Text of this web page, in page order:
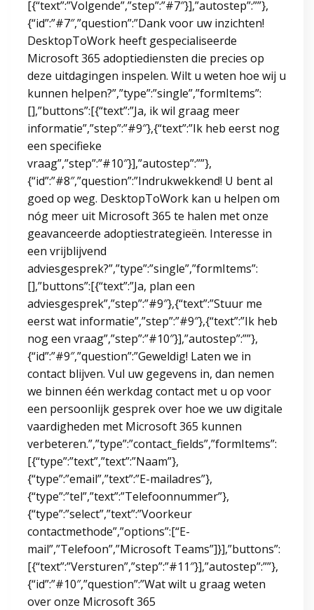
[{“text”:”Volgende”,”step”:”#7″}],”autostep”:””},
{“id”:”#7″,”question”:”Dank voor uw inzichten!
DesktopToWork heeft gespecialiseerde
Microsoft 365 adoptiediensten die precies op
deze uitdagingen inspelen. Wilt u weten hoe wij u
kunnen helpen?”,”type”:”single”,”formItems”:
[],”buttons”:[{“text”:”Ja, ik wil graag meer
informatie”,”step”:”#9″},{“text”:”Ik heb eerst nog
een specifieke
vraag”,”step”:”#10″}],”autostep”:””},
{“id”:”#8″,”question”:”Indrukwekkend! U bent al
goed op weg. DesktopToWork kan u helpen om
nóg meer uit Microsoft 365 te halen met onze
geavanceerde adoptiestrategieën. Interesse in
een vrijblijvend
adviesgesprek?”,”type”:”single”,”formItems”:
[],”buttons”:[{“text”:”Ja, plan een
adviesgesprek”,”step”:”#9″},{“text”:”Stuur me
eerst wat informatie”,”step”:”#9″},{“text”:”Ik heb
nog een vraag”,”step”:”#10″}],”autostep”:””},
{“id”:”#9″,”question”:”Geweldig! Laten we in
contact blijven. Vul uw gegevens in, dan nemen
we binnen één werkdag contact met u op voor
een persoonlijk gesprek over hoe we uw digitale
vaardigheden met Microsoft 365 kunnen
verbeteren.”,”type”:”contact_fields”,”formItems”:
[{“type”:”text”,”text”:”Naam”},
{“type”:”email”,”text”:”E-mailadres”},
{“type”:”tel”,”text”:”Telefoonnummer”},
{“type”:”select”,”text”:”Voorkeur
contactmethode”,”options”:[“E-
mail”,”Telefoon”,”Microsoft Teams”]}],”buttons”:
[{“text”:”Versturen”,”step”:”#11″}],”autostep”:””},
{“id”:”#10″,”question”:”Wat wilt u graag weten
over onze Microsoft 365